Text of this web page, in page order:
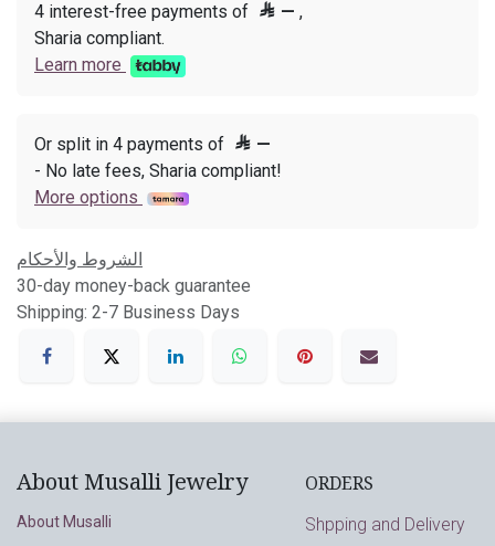
4 interest-free payments of  — ,
Sharia compliant.
Learn more
Or split in 4 payments of  —
- No late fees, Sharia compliant!
More options
الشروط والأحكام
30-day money-back guarantee
Shipping: 2-7 Business Days
About Musalli Jewelry
About Musalli
ORDERS
Shpping and Delivery